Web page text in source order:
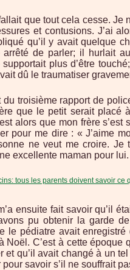
que tout cela cesse. Je
et contusions. J’ai
qu’il y avait quelque
arrêté de parler; il hurlait
plus d’être
dû le traumatiser
du troisième rapport de
que le petit serait placé
alors que mon frère
pour me dire : « J’aime
ne veut me croire. Je
excellente maman pour
ensuite fait savoir qu’il
pu obtenir la garde
le pédiatre avait
Noël. C’est à cette époque
et qu’il avait changé à un
savoir s’il ne souffrait